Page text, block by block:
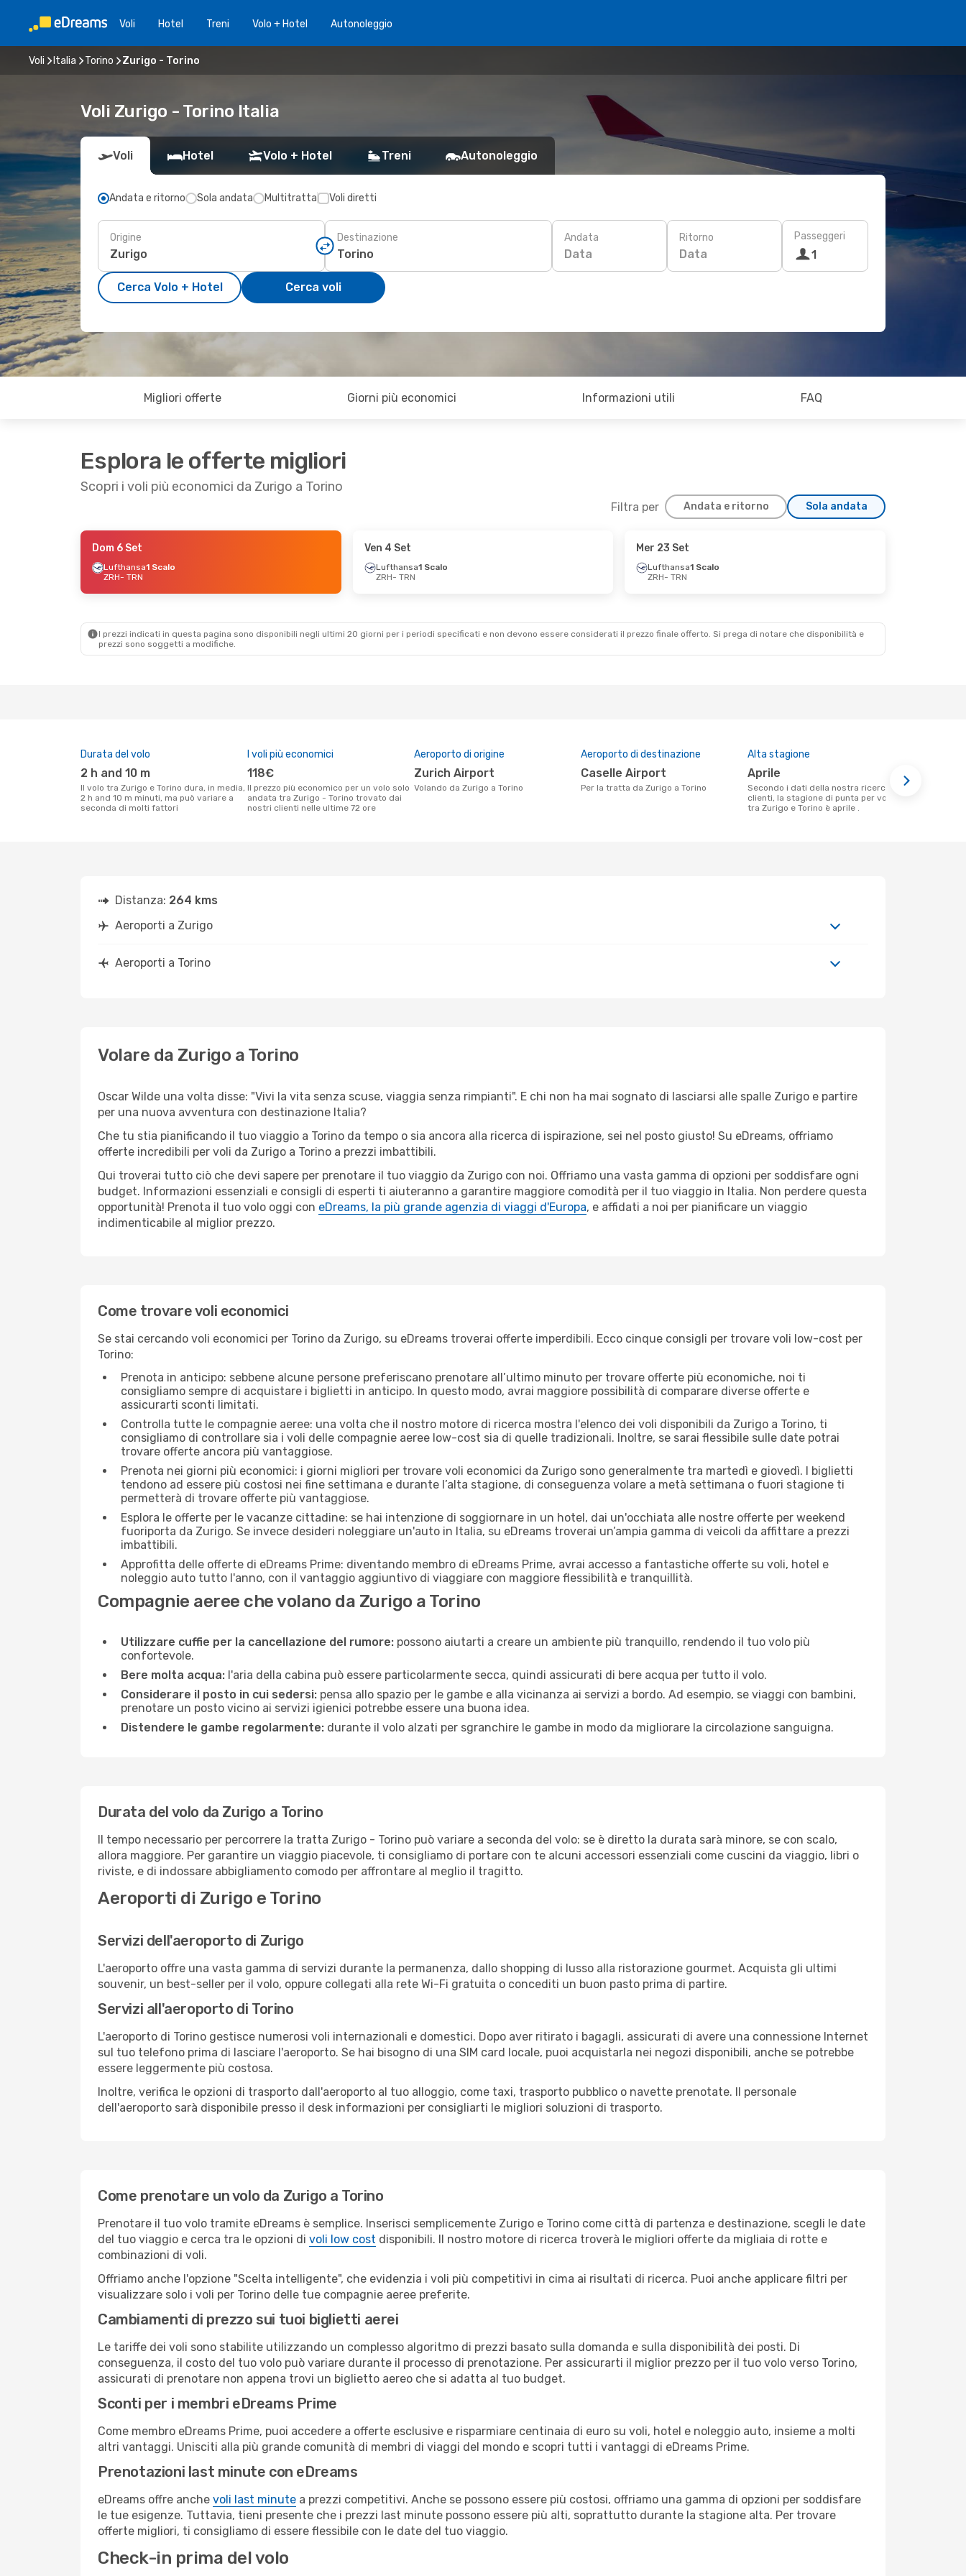
Voli Hotel Treni Volo + Hotel Autonoleggio
Voli Italia Torino Zurigo - Torino
Voli Zurigo - Torino Italia
Voli Hotel Volo + Hotel Treni Autonoleggio
Andata e ritorno Sola andata Multitratta Voli diretti
Origine Destinazione Andata
Data
Ritorno
Data
Passeggeri
1
Cerca Volo + Hotel Cerca voli
Migliori offerte Giorni più economici Informazioni utili FAQ
Esplora le offerte migliori
Scopri i voli più economici da Zurigo a Torino
Filtra per Andata e ritorno Sola andata
- Dom 6 Set
- Dom 20 Set
Dom 6 Set
Lufthansa1 Scalo
ZRH- TRN
Ven 4 Set
Lufthansa1 Scalo
ZRH- TRN
Mer 23 Set
Lufthansa1 Scalo
ZRH- TRN
I prezzi indicati in questa pagina sono disponibili negli ultimi 20 giorni per i periodi specificati e non devono essere considerati il ​​prezzo finale offerto. Si prega di notare che disponibilità e
prezzi sono soggetti a modifiche.
Durata del volo
2 h and 10 m
Il volo tra Zurigo e Torino dura, in media,
2 h and 10 m minuti, ma può variare a
seconda di molti fattori
I voli più economici
118€
Il prezzo più economico per un volo solo
andata tra Zurigo - Torino trovato dai
nostri clienti nelle ultime 72 ore
Aeroporto di origine
Zurich Airport
Volando da Zurigo a Torino
Aeroporto di destinazione
Caselle Airport
Per la tratta da Zurigo a Torino
Alta stagione
aprile
Secondo i dati della nostra ricerca
clienti, la stagione di punta per volare
tra Zurigo e Torino è aprile .
Distanza: 264 kms
Aeroporti a Zurigo
Aeroporti a Torino
Volare da Zurigo a Torino
Oscar Wilde una volta disse: "Vivi la vita senza scuse, viaggia senza rimpianti". E chi non ha mai sognato di lasciarsi alle spalle Zurigo e partire
per una nuova avventura con destinazione Italia?
Che tu stia pianificando il tuo viaggio a Torino da tempo o sia ancora alla ricerca di ispirazione, sei nel posto giusto! Su eDreams, offriamo
offerte incredibili per voli da Zurigo a Torino a prezzi imbattibili.
Qui troverai tutto ciò che devi sapere per prenotare il tuo viaggio da Zurigo con noi. Offriamo una vasta gamma di opzioni per soddisfare ogni
budget. Informazioni essenziali e consigli di esperti ti aiuteranno a garantire maggiore comodità per il tuo viaggio in Italia. Non perdere questa
opportunità! Prenota il tuo volo oggi con eDreams, la più grande agenzia di viaggi d'Europa, e affidati a noi per pianificare un viaggio
indimenticabile al miglior prezzo.
Come trovare voli economici
Se stai cercando voli economici per Torino da Zurigo, su eDreams troverai offerte imperdibili. Ecco cinque consigli per trovare voli low-cost per
Torino:
Prenota in anticipo: sebbene alcune persone preferiscano prenotare all’ultimo minuto per trovare offerte più economiche, noi ti
consigliamo sempre di acquistare i biglietti in anticipo. In questo modo, avrai maggiore possibilità di comparare diverse offerte e
assicurarti sconti limitati.
Controlla tutte le compagnie aeree: una volta che il nostro motore di ricerca mostra l'elenco dei voli disponibili da Zurigo a Torino, ti
consigliamo di controllare sia i voli delle compagnie aeree low-cost sia di quelle tradizionali. Inoltre, se sarai flessibile sulle date potrai
trovare offerte ancora più vantaggiose.
Prenota nei giorni più economici: i giorni migliori per trovare voli economici da Zurigo sono generalmente tra martedì e giovedì. I biglietti
tendono ad essere più costosi nei fine settimana e durante l’alta stagione, di conseguenza volare a metà settimana o fuori stagione ti
permetterà di trovare offerte più vantaggiose.
Esplora le offerte per le vacanze cittadine: se hai intenzione di soggiornare in un hotel, dai un'occhiata alle nostre offerte per weekend
fuoriporta da Zurigo. Se invece desideri noleggiare un'auto in Italia, su eDreams troverai un’ampia gamma di veicoli da affittare a prezzi
imbattibili.
Approfitta delle offerte di eDreams Prime: diventando membro di eDreams Prime, avrai accesso a fantastiche offerte su voli, hotel e
noleggio auto tutto l'anno, con il vantaggio aggiuntivo di viaggiare con maggiore flessibilità e tranquillità.
Compagnie aeree che volano da Zurigo a Torino
Utilizzare cuffie per la cancellazione del rumore: possono aiutarti a creare un ambiente più tranquillo, rendendo il tuo volo più
confortevole.
Bere molta acqua: l'aria della cabina può essere particolarmente secca, quindi assicurati di bere acqua per tutto il volo.
Considerare il posto in cui sedersi: pensa allo spazio per le gambe e alla vicinanza ai servizi a bordo. Ad esempio, se viaggi con bambini,
prenotare un posto vicino ai servizi igienici potrebbe essere una buona idea.
Distendere le gambe regolarmente: durante il volo alzati per sgranchire le gambe in modo da migliorare la circolazione sanguigna.
Durata del volo da Zurigo a Torino
Il tempo necessario per percorrere la tratta Zurigo - Torino può variare a seconda del volo: se è diretto la durata sarà minore, se con scalo,
allora maggiore. Per garantire un viaggio piacevole, ti consigliamo di portare con te alcuni accessori essenziali come cuscini da viaggio, libri o
riviste, e di indossare abbigliamento comodo per affrontare al meglio il tragitto.
Aeroporti di Zurigo e Torino
Servizi dell'aeroporto di Zurigo
L'aeroporto offre una vasta gamma di servizi durante la permanenza, dallo shopping di lusso alla ristorazione gourmet. Acquista gli ultimi
souvenir, un best-seller per il volo, oppure collegati alla rete Wi-Fi gratuita o concediti un buon pasto prima di partire.
Servizi all'aeroporto di Torino
L'aeroporto di Torino gestisce numerosi voli internazionali e domestici. Dopo aver ritirato i bagagli, assicurati di avere una connessione Internet
sul tuo telefono prima di lasciare l'aeroporto. Se hai bisogno di una SIM card locale, puoi acquistarla nei negozi disponibili, anche se potrebbe
essere leggermente più costosa.
Inoltre, verifica le opzioni di trasporto dall'aeroporto al tuo alloggio, come taxi, trasporto pubblico o navette prenotate. Il personale
dell'aeroporto sarà disponibile presso il desk informazioni per consigliarti le migliori soluzioni di trasporto.
Come prenotare un volo da Zurigo a Torino
Prenotare il tuo volo tramite eDreams è semplice. Inserisci semplicemente Zurigo e Torino come città di partenza e destinazione, scegli le date
del tuo viaggio e cerca tra le opzioni di voli low cost disponibili. Il nostro motore di ricerca troverà le migliori offerte da migliaia di rotte e
combinazioni di voli.
Offriamo anche l'opzione "Scelta intelligente", che evidenzia i voli più competitivi in cima ai risultati di ricerca. Puoi anche applicare filtri per
visualizzare solo i voli per Torino delle tue compagnie aeree preferite.
Cambiamenti di prezzo sui tuoi biglietti aerei
Le tariffe dei voli sono stabilite utilizzando un complesso algoritmo di prezzi basato sulla domanda e sulla disponibilità dei posti. Di
conseguenza, il costo del tuo volo può variare durante il processo di prenotazione. Per assicurarti il miglior prezzo per il tuo volo verso Torino,
assicurati di prenotare non appena trovi un biglietto aereo che si adatta al tuo budget.
Sconti per i membri eDreams Prime
Come membro eDreams Prime, puoi accedere a offerte esclusive e risparmiare centinaia di euro su voli, hotel e noleggio auto, insieme a molti
altri vantaggi. Unisciti alla più grande comunità di membri di viaggi del mondo e scopri tutti i vantaggi di eDreams Prime.
Prenotazioni last minute con eDreams
eDreams offre anche voli last minute a prezzi competitivi. Anche se possono essere più costosi, offriamo una gamma di opzioni per soddisfare
le tue esigenze. Tuttavia, tieni presente che i prezzi last minute possono essere più alti, soprattutto durante la stagione alta. Per trovare
offerte migliori, ti consigliamo di essere flessibile con le date del tuo viaggio.
Check-in prima del volo